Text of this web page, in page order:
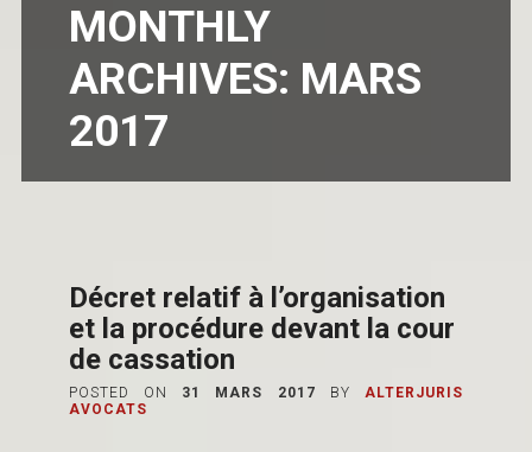
MONTHLY
ARCHIVES: MARS
2017
Décret relatif à l’organisation
et la procédure devant la cour
de cassation
POSTED ON 31 MARS 2017 BY
ALTERJURIS
AVOCATS